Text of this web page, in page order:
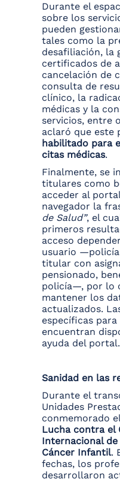
Durante el
sobre los
pueden
tales como la
desafiliación, la
certificados de
cancelación de
consulta de
clínico, la
médicas y la
servicios, entre
aclaró que este
habilitado para
citas médicas.
Finalmente, se
titulares como
acceder al
navegador la
de Salud”, el
primeros
acceso
usuario
titular con
pensionado,
policía—, por lo
mantener los
actualizados.
específicas
encuentran
ayuda del portal.
Sanidad en las
Durante el
Unidades
conmemorado
Lucha contra el
Internacional
Cáncer Infantil.
fechas, los
desarrollaron